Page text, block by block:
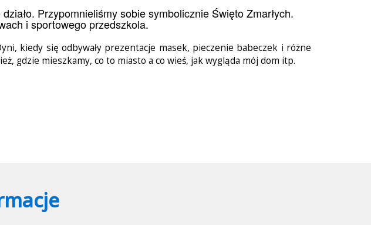
Przypomnieliśmy sobie symbolicznie Święto Zmarłych.
i sportowego przedszkola.
kiedy się odbywały prezentacje masek, pieczenie babeczek i różne
gdzie mieszkamy, co to miasto a co wieś, jak wygląda mój dom itp.